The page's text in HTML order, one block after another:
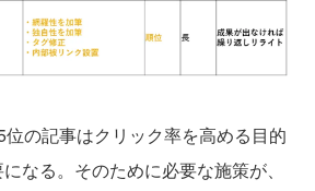
の記事はクリック率を高める目的
なる。そのために必要な施策が、